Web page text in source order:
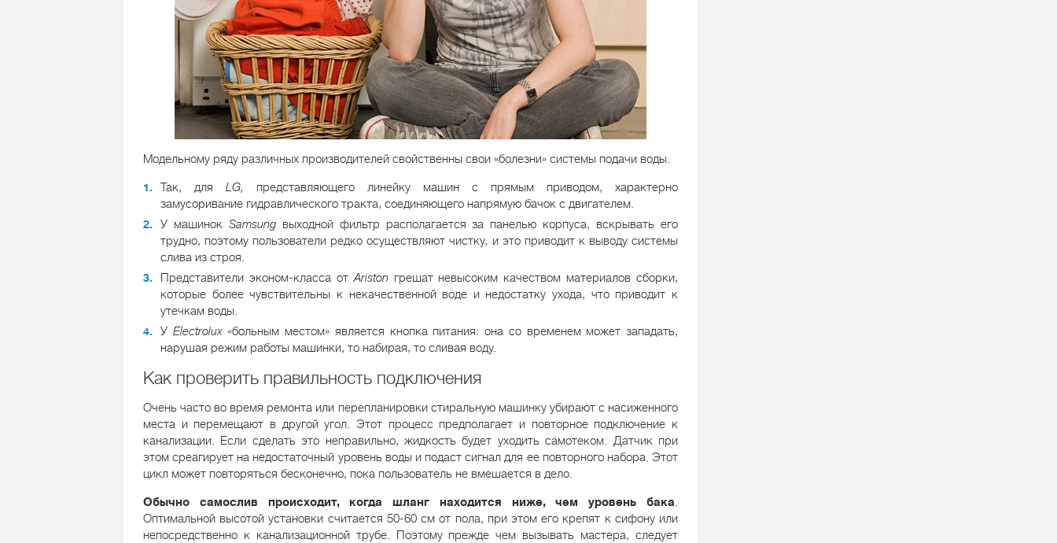
Модельному ряду различных производителей свойственны свои «болезни» системы подачи воды.
Так, для LG,
представляющего линейку машин с прямым приводом, характерно
замусоривание гидравлического тракта, соединяющего напрямую бачок с двигателем.
У машинок Samsungвыходной фильтр располагается за панелью корпуса, вскрывать его
трудно, поэтому пользователи редко осуществляют чистку, и это приводит к выводу системы
слива из строя.
Представители эконом-класса отAristonгрешат невысоким качеством материалов сборки,
которые более чувствительны к некачественной воде и недостатку ухода, что приводит к
утечкам воды.
У Electrolux«больным местом» является кнопка питания: она со временем может западать,
нарушая режим работы машинки, то набирая, то сливая воду.
Как проверить правильность подключения
Очень часто во время ремонта или перепланировки стиральную машинку убирают с насиженного
места и перемещают в другой угол. Этот процесс предполагает и повторное подключение к
канализации. Если сделать это неправильно, жидкость будет уходить самотеком. Датчик при
этом среагирует на недостаточный уровень воды и подаст сигнал для ее повторного набора. Этот
цикл может повторяться бесконечно, пока пользователь не вмешается в дело.
Обычно самослив происходит, когда шланг находится ниже, чем уровень бака
Оптимальной высотой установки считается 50-60 см от пола, при этом его крепят к сифону или
непосредственно к канализационной трубе. Поэтому прежде чем вызывать мастера, следует